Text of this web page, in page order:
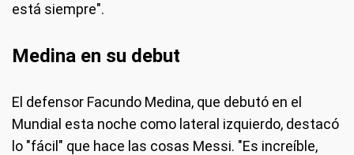
está siempre".
Medina en su debut
El defensor Facundo Medina, que debutó en el
Mundial esta noche como lateral izquierdo, destacó
lo "fácil" que hace las cosas Messi. "Es increíble,